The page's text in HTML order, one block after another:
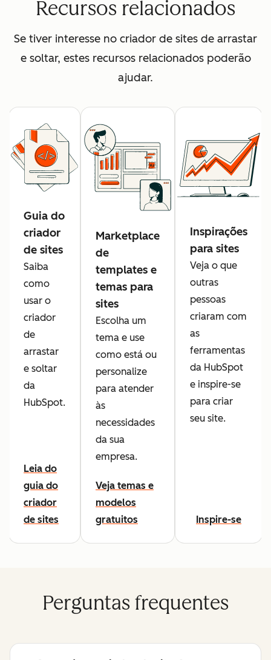
Recursos relacionados
Se tiver interesse no criador de sites de arrastar
e soltar, estes recursos relacionados poderão
ajudar.
Guia do
criador
de sites
Saiba
como
usar o
criador
de
arrastar
e soltar
da
HubSpot.
Leia do
guia do
criador
de sites
Marketplace
de
templates e
temas para
sites
Escolha um
tema e use
como está ou
personalize
para atender
às
necessidades
da sua
empresa.
Veja temas e
modelos
gratuitos
Inspirações
para sites
Veja o que
outras
pessoas
criaram com
as
ferramentas
da HubSpot
e inspire-se
para criar
seu site.
Inspire-se
Perguntas frequentes